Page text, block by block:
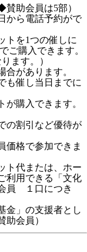
助会員は5部）
から電話予約がで
トを1つの催しに
ご購入できます。
ます。）
があります。
催し当日までに
が購入できます。
の割引など優待が
価格で参加できま
ト代または、ホー
利用できる「文化
員 １口につき
金」の支援者とし
会員）